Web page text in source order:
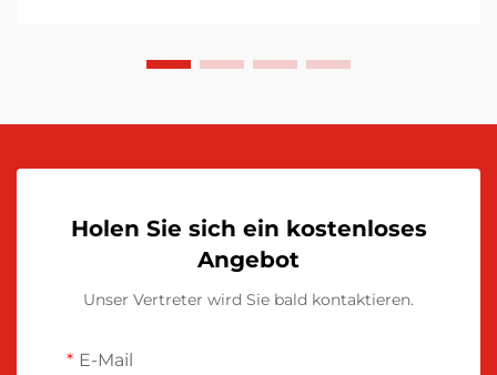
Holen Sie sich ein kostenloses
Angebot
Unser Vertreter wird Sie bald kontaktieren.
E-Mail